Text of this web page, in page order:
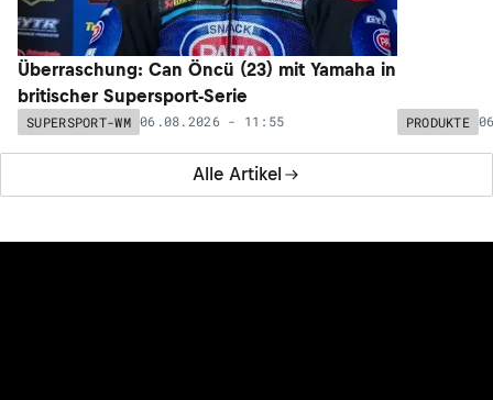
Alle Artikel
Überraschung: Can Öncü (23) mit Yamaha in
britischer Supersport-Serie
SUPERSPORT-WM 06.08.2026 - 11:55 PRODUKTE